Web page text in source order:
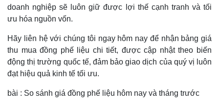
doanh nghiệp sẽ luôn giữ được lợi thế cạnh tranh và tối
ưu hóa nguồn vốn.
Hãy liên hệ với chúng tôi ngay hôm nay để nhận bảng giá
thu mua đồng phế liệu chi tiết, được cập nhật theo biến
động thị trường quốc tế, đảm bảo giao dịch của quý vị luôn
đạt hiệu quả kinh tế tối ưu.
bài : So sánh giá đồng phế liệu hôm nay và tháng trước